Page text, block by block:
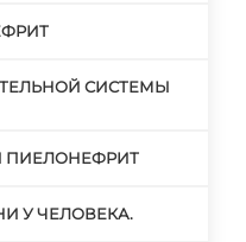
СИСТЕМЫ
ПИЕЛОНЕФРИТ
У ЧЕЛОВЕКА.